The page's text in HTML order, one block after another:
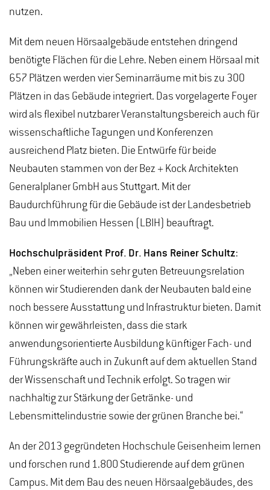
nutzen.
Mit dem neuen Hörsaalgebäude entstehen dringend
benötigte Flächen für die Lehre. Neben einem Hörsaal mit
657 Plätzen werden vier Seminarräume mit bis zu 300
Plätzen in das Gebäude integriert. Das vorgelagerte Foyer
wird als flexibel nutzbarer Veranstaltungsbereich auch für
wissenschaftliche Tagungen und Konferenzen
ausreichend Platz bieten. Die Entwürfe für beide
Neubauten stammen von der Bez + Kock Architekten
Generalplaner GmbH aus Stuttgart. Mit der
Baudurchführung für die Gebäude ist der Landesbetrieb
Bau und Immobilien Hessen (LBIH) beauftragt.
Hochschulpräsident Prof. Dr. Hans Reiner Schultz:
„Neben einer weiterhin sehr guten Betreuungsrelation
können wir Studierenden dank der Neubauten bald eine
noch bessere Ausstattung und Infrastruktur bieten. Damit
können wir gewährleisten, dass die stark
anwendungsorientierte Ausbildung künftiger Fach- und
Führungskräfte auch in Zukunft auf dem aktuellen Stand
der Wissenschaft und Technik erfolgt. So tragen wir
nachhaltig zur Stärkung der Getränke- und
Lebensmittelindustrie sowie der grünen Branche bei.“
An der 2013 gegründeten Hochschule Geisenheim lernen
und forschen rund 1.800 Studierende auf dem grünen
Campus. Mit dem Bau des neuen Hörsaalgebäudes, des